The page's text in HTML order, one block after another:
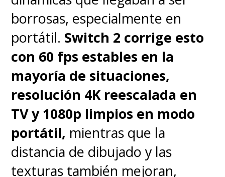
encender la mecha.
A "Nick" le quedan pocos aliados
y, para peor, no sabe cuánto
puede confiar en ellos.Es
"Fury" contra el mundo y es
ahí donde recae el aspecto
más atractivo de lo que va de
la serie, porque su misterio
borrosas, especialmente en
portátil. Switch 2 corrige esto
con 60 fps estables en la
mayoría de situaciones,
resolución 4K reescalada en
TV y 1080p limpios en modo
portátil, mientras que la
distancia de dibujado y las
texturas también mejoran,